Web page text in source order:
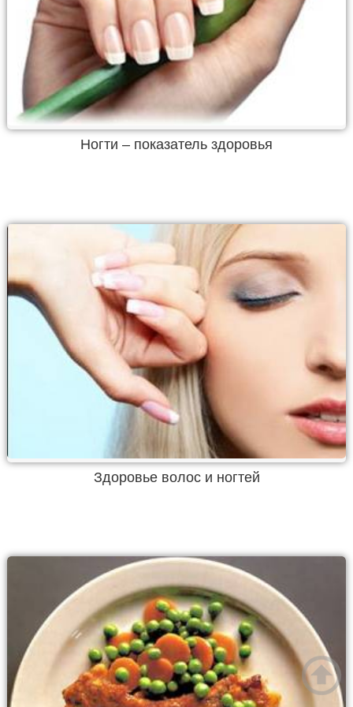
Ногти – показатель здоровья
Здоровье волос и ногтей